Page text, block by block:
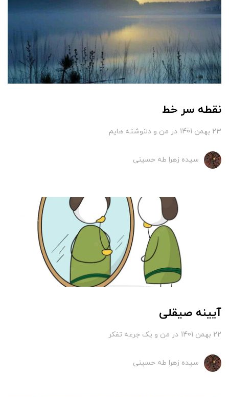
نقطه سر خط
23 بهمن 1401 در من و دلنوشته هایم
سیده زهرا طه حسینی
آیینه صیقلی
22 بهمن 1401 در من و یک جرعه تفکر
سیده زهرا طه حسینی